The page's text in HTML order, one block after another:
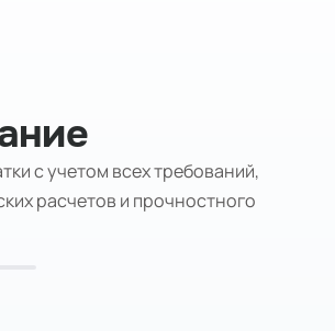
с учетом всех требований,
расчетов и прочностного